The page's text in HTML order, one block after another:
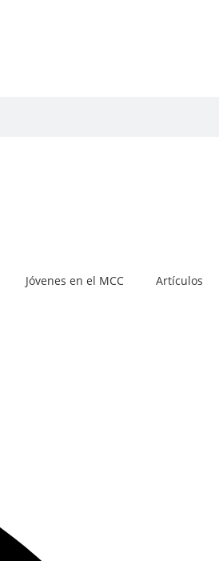
Jóvenes en el MCC Artículos